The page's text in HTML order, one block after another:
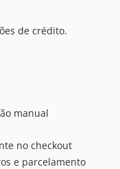
de crédito.
manual
no checkout
e parcelamento